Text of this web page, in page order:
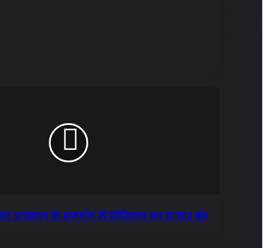
अग्रवाल के समर्थन में डोईवाला का बाजार बंद